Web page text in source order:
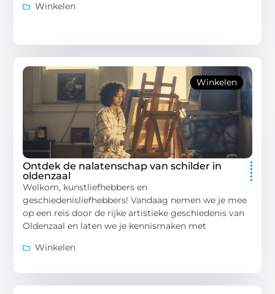
Winkelen
Winkelen
Ontdek de nalatenschap van schilder in
oldenzaal
Welkom, kunstliefhebbers en
geschiedenisliefhebbers! Vandaag nemen we je mee
op een reis door de rijke artistieke geschiedenis van
Oldenzaal en laten we je kennismaken met
Winkelen